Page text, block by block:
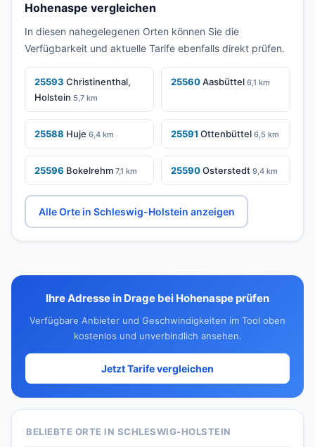
Hohenaspe vergleichen
In diesen nahegelegenen Orten können Sie die
Verfügbarkeit und aktuelle Tarife ebenfalls direkt prüfen.
25593 Christinenthal,
Holstein 5,7 km
25560Aasbüttel 6,1 km
25588 Huje 6,4 km 25591 Ottenbüttel 6,5 km
25596 Bokelrehm 7,1 km 25590Osterstedt 9,4 km
Alle Orte in Schleswig-Holstein anzeigen
Ihre Adresse in Drage bei Hohenaspe prüfen
Verfügbare Anbieter und Geschwindigkeiten im Tool oben
kostenlos und unverbindlich ansehen.
Jetzt Tarife vergleichen
BELIEBTE ORTE IN SCHLESWIG-HOLSTEIN